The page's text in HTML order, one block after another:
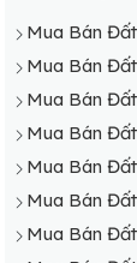
Mua Bán
Mua Bán
Mua Bán
Mua Bán
Mua Bán
Mua Bán
Mua Bán